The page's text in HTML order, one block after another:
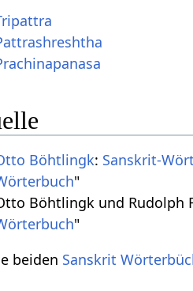
Böhtlingk: Sanskrit-
"
Böhtlingk und Rudolph
"
beiden Sanskrit